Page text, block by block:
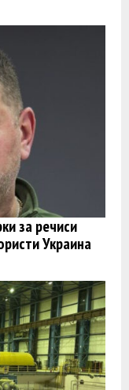
за речиси
Украина